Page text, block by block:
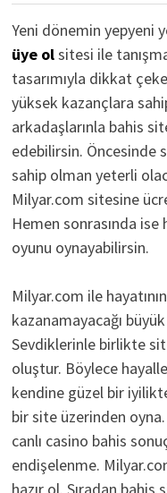
Yeni dönemin yepyeni
üye olsitesi ile
tasarımıyla dikkat
yüksek kazançlara
arkadaşlarınla bahis
edebilirsin. Öncesinde
sahip olman yeterli
Milyar.com sitesine
Hemen sonrasında
oyunu oynayabilirsin.
Milyar.com ile
kazanamayacağı
Sevdiklerinle birlikte
oluştur. Böylece
kendine güzel bir
bir site üzerinden
canlı casino bahis
endişelenme.